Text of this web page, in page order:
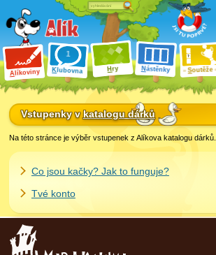
Alíkoviny Klubovna Hry Nástěnky Soutěže
Vstupenky vkatalogu dárků
Na této stránce je výběr vstupenek z Alíkova katalogu dárků.
Co jsou kačky? Jak to funguje?
Tvé konto